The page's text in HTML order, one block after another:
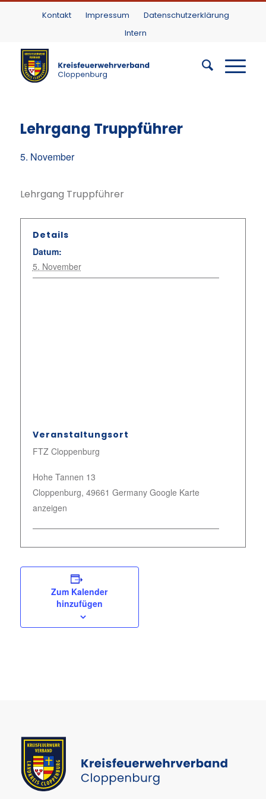
Kontakt Impressum
Datenschutzerklärung
Intern
Lehrgang Truppführer
5. November
Lehrgang Truppführer
Details
Datum:
5. November
Veranstaltungsort
FTZ Cloppenburg
Hohe Tannen 13
Cloppenburg, 49661 Germany Google Karte
anzeigen
Zum Kalender
hinzufügen